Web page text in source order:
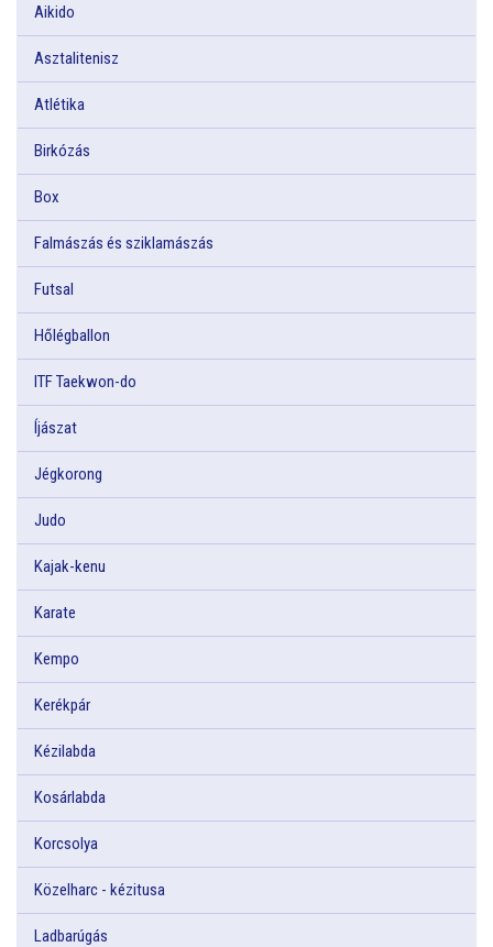
Aikido
Asztalitenisz
Atlétika
Birkózás
Box
Falmászás és sziklamászás
Futsal
Hőlégballon
ITF Taekwon-do
Íjászat
Jégkorong
Judo
Kajak-kenu
Karate
Kempo
Kerékpár
Kézilabda
Kosárlabda
Korcsolya
Közelharc - kézitusa
Ladbarúgás